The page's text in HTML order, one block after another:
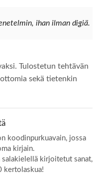
ihan ilman digiä.
Tulostetun tehtävän
sekä tietenkin
koodinpurkuavain, jossa
kirjain.
kirjoitetut sanat,
kertolaskua!